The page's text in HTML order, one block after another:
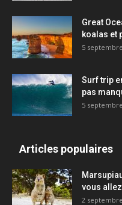
Great
koalas et
5
Surf trip
pas
5
Articles populaires
vous
2